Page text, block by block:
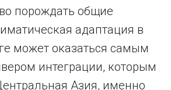
порождать общие
адаптация в
может оказаться самым
интеграции, которым
Азия, именно